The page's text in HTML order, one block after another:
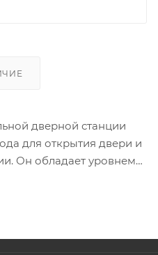
дверной станции
для открытия двери и
Он обладает уровнем